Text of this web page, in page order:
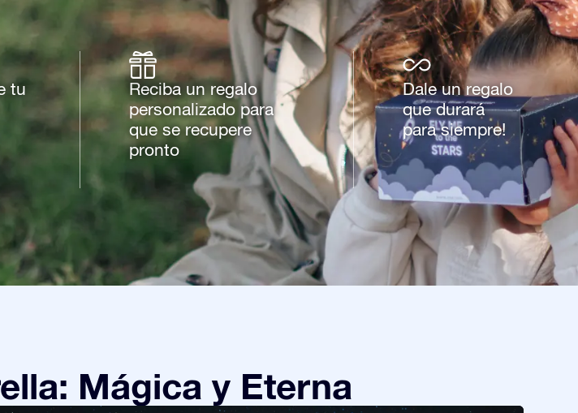
tu
Reciba un regalo
personalizado para
que se recupere
pronto
Dale un regalo
que durará
para siempre!
Mágica y Eterna